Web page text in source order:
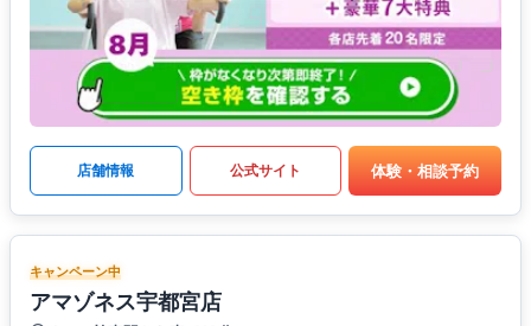
店舗情報 公式サイト 体験・相談予約
キャンペーン中
アマゾネス宇都宮店